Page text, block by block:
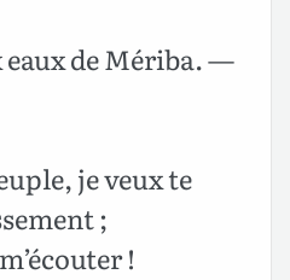
eaux de Mériba. —
je veux te
;
!